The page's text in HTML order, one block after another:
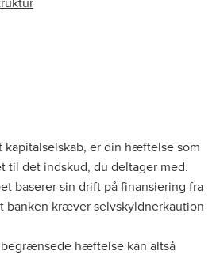
kapitalselskab, er din hæftelse som
til det indskud, du deltager med.
baserer sin drift på finansiering fra
banken kræver selvskyldnerkaution
hæftelse kan altså